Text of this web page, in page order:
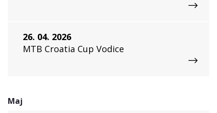
26. 04. 2026
MTB Croatia Cup Vodice
Maj